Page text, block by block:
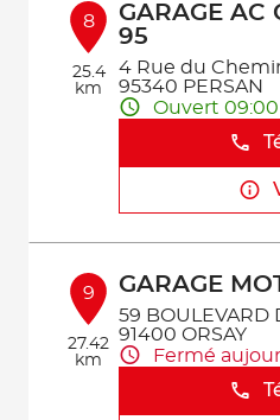
8
25.4
km
GARAGE AC
95
4 Rue du
95340 PERSAN
Ouvert 09:00
9
27.42
km
GARAGE
59 BOULEVARD
91400 ORSAY
Fermé